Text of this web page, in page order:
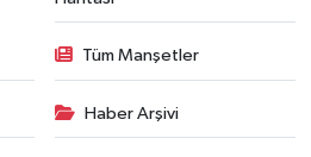
Tüm Manşetler
Haber Arşivi